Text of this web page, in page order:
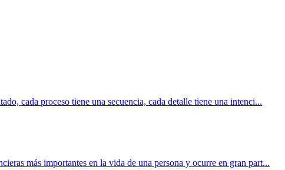
cada proceso tiene una secuencia, cada detalle tiene una intenci...
más importantes en la vida de una persona y ocurre en gran part...